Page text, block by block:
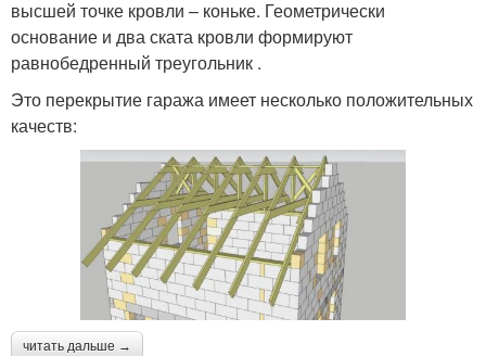
высшей точке кровли – коньке. Геометрически
основание и два ската кровли формируют
равнобедренный треугольник .
Это перекрытие гаража имеет несколько положительных
качеств:
читать дальше →